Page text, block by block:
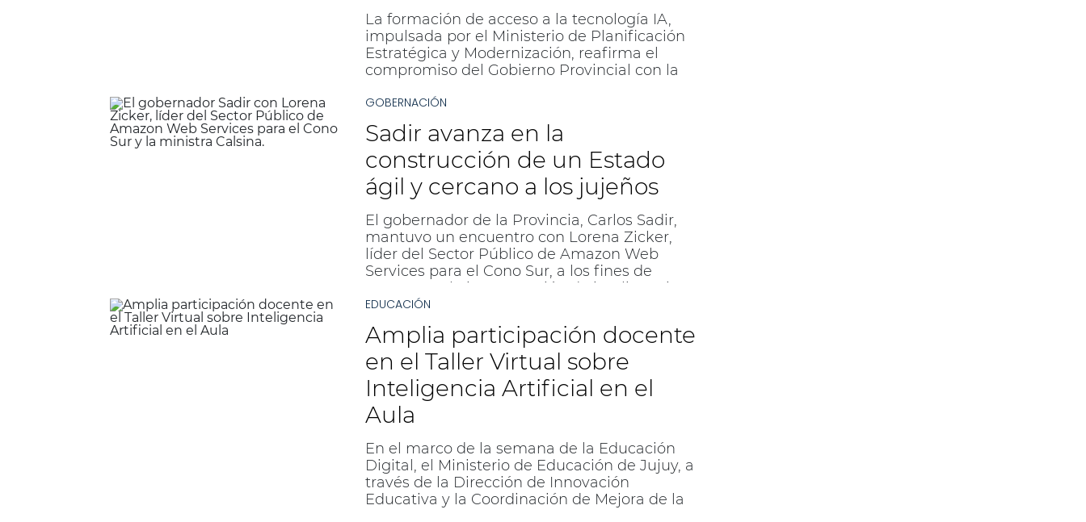
La formación de acceso a la tecnología IA,
impulsada por el Ministerio de Planificación
Estratégica y Modernización, reafirma el
compromiso del Gobierno Provincial con la
digitales.
GOBERNACIÓN
Sadir avanza en la
construcción de un Estado
ágil y cercano a los jujeños
El gobernador de la Provincia, Carlos Sadir,
mantuvo un encuentro con Lorena Zicker,
líder del Sector Público de Amazon Web
Services para el Cono Sur, a los fines de
avanzar en la incorporación de inteligencia
artificial (IA) y aplicarla en tecnologías y
servicios para jujeños y jujeñas.
EDUCACIÓN
Amplia participación docente
en el Taller Virtual sobre
Inteligencia Artificial en el
Aula
En el marco de la semana de la Educación
Digital, el Ministerio de Educación de Jujuy, a
través de la Dirección de Innovación
Educativa y la Coordinación de Mejora de la